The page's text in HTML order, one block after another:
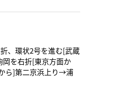
、環状2号を進む[武蔵
を右折[東京方面か
ら]第二京浜上り→浦